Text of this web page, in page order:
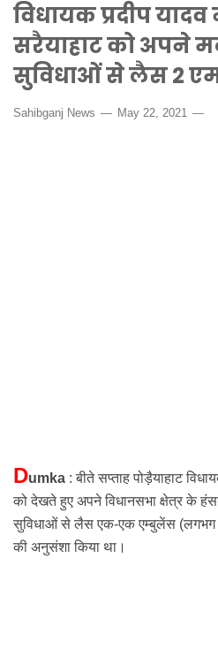
विधायक प्रदीप यादव
सरैयाहाट को अपने
सुविधाओं से लैस 2
Sahibganj News May 22, 2021
Dumka : बीते सप्ताह पोड़ैयाहाट
को देखते हुए अपने विधानसभा क्षेत्र के
सुविधाओंसे लैस एक-एक एम्बुलेंस (लगभग
की अनुसंशा किया था।